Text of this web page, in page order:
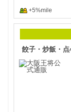
+5%mile